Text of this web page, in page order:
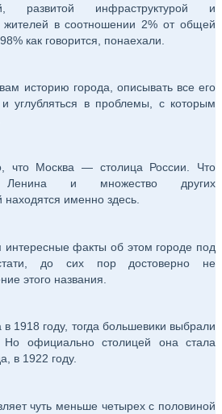
развитой инфраструктурой и
жителей в соотношении 2% от общей
как говорится, понаехали.
историю города, описывать все его
и углубляться в проблемы, с которым
что Москва — столица России. Что
Ленина и множество других
находятся именно здесь.
интересные факты об этом городе под
до сих пор достоверно не
этого названия.
1918 году, тогда большевики выбрали
Но официально столицей она стала
в 1922 году.
чуть меньше четырех с половиной